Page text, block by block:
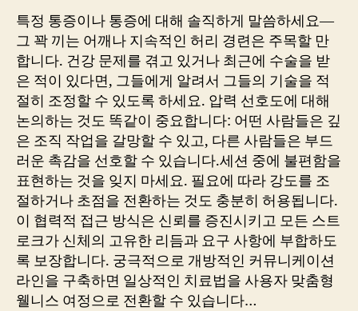
특정 통증이나 통증에 대해 솔직하게 말씀하세요—
그 꽉 끼는 어깨나 지속적인 허리 경련은 주목할 만
합니다. 건강 문제를 겪고 있거나 최근에 수술을 받
은 적이 있다면, 그들에게 알려서 그들의 기술을 적
절히 조정할 수 있도록 하세요. 압력 선호도에 대해
논의하는 것도 똑같이 중요합니다: 어떤 사람들은 깊
은 조직 작업을 갈망할 수 있고, 다른 사람들은 부드
러운 촉감을 선호할 수 있습니다.세션 중에 불편함을
표현하는 것을 잊지 마세요. 필요에 따라 강도를 조
절하거나 초점을 전환하는 것도 충분히 허용됩니다.
이 협력적 접근 방식은 신뢰를 증진시키고 모든 스트
로크가 신체의 고유한 리듬과 요구 사항에 부합하도
록 보장합니다. 궁극적으로 개방적인 커뮤니케이션
라인을 구축하면 일상적인 치료법을 사용자 맞춤형
웰니스 여정으로 전환할 수 있습니다…